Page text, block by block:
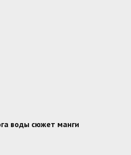
воды сюжет манги